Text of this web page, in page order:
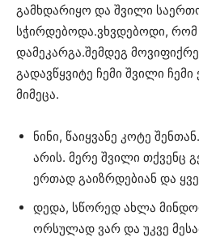
გამხდარიყო და შვილი
სჭირდებოდა.ვხვდებოდი,
დამეკარგა.შემდეგ
გადავწყვიტე ჩემი შვილი
მიმეცა.
ნინი, წაიყვანე კოტე
არის. მერე შვილი თქვენც
ერთად გაიზრდებიან და
დედა, სწორედ ახლა
ორსულად ვარ და უკვე